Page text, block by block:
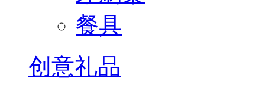
餐具
创意礼品